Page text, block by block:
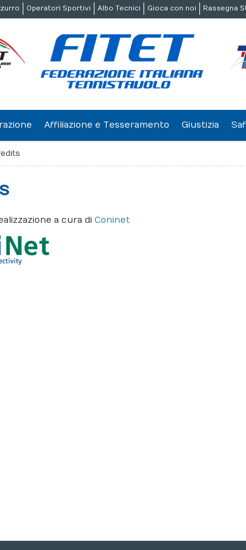
Operatori Sportivi Albo Tecnici Gioca con noi Rassegna
Affiliazione e Tesseramento Giustizia
a cura diConinet